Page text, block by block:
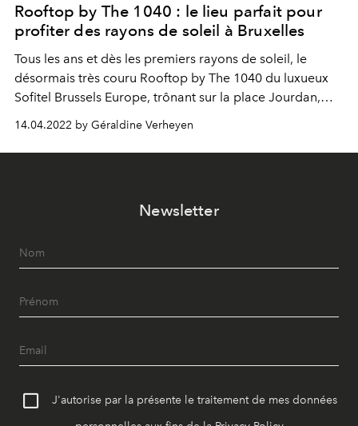
Rooftop by The 1040 : le lieu parfait pour
profiter des rayons de soleil à Bruxelles
Tous les ans et dès les premiers rayons de soleil, le
désormais très couru Rooftop by The 1040 du luxueux
Sofitel Brussels Europe, trônant sur la place Jourdan,
temps, entouré de ses amis, de délicieux cocktails et de
la bonne musique à la clé.
14.04.2022 by Géraldine Verheyen
Newsletter
J'autorise par la présente le traitement de mes données